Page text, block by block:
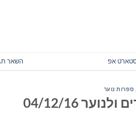
אפ השאר
ספרות נוער
04/12/16